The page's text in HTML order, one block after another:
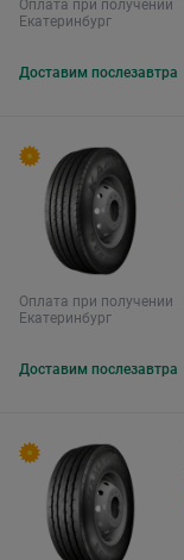
Оплата при получении
Екатеринбург
Доставим послезавтра
Оплата при получении
Екатеринбург
Доставим послезавтра